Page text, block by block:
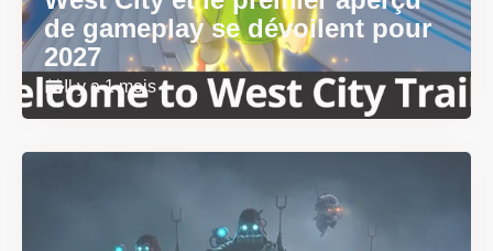
de gameplay se dévoilent pour
2027
Il y a 1 mois